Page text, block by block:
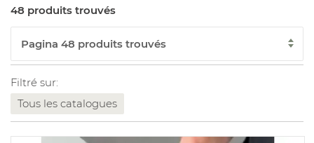
48 produits trouvés
Filtré sur:
Tous les catalogues